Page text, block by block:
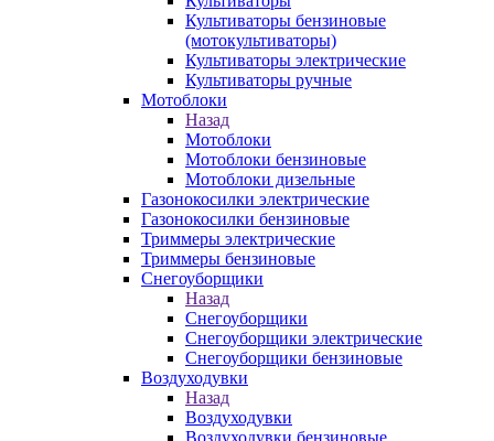
Культиваторы бензиновые
(мотокультиваторы)
Культиваторы электрические
Культиваторы ручные
Мотоблоки
Назад
Мотоблоки
Мотоблоки бензиновые
Мотоблоки дизельные
Газонокосилки электрические
Газонокосилки бензиновые
Триммеры электрические
Триммеры бензиновые
Снегоуборщики
Назад
Снегоуборщики
Снегоуборщики электрические
Снегоуборщики бензиновые
Воздуходувки
Назад
Воздуходувки
Воздуходувки бензиновые